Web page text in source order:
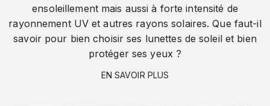
ensoleillement mais aussi à forte intensité de
rayonnement UV et autres rayons solaires. Que faut-il
savoir pour bien choisir ses lunettes de soleil et bien
protéger ses yeux ?
EN SAVOIR PLUS